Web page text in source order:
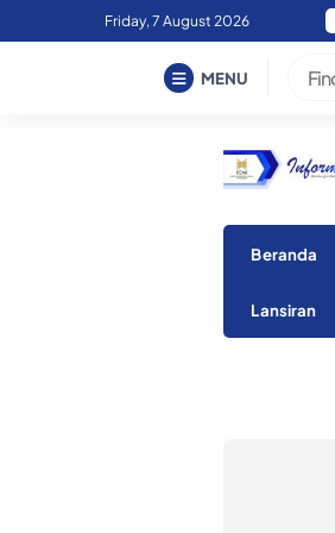
to
Friday, 7 August 2026
MENU
Beranda
Lansiran